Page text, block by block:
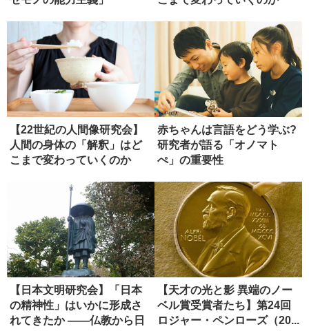
【22世紀の人間像研究会】
人間の身体の「解釈」はど
こまで変わっていくのか
赤ちゃんは言語をどう学ぶ?
研究者が語る「オノマト
ぺ」の重要性
【日本文明研究会】「日本
の精神性」はいかに形成さ
れてきたか ――仏教から日
【天才の光と影 異端のノー
ベル賞受賞者たち】第24回
ロジャー・ペンローズ（20...